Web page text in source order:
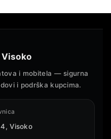
i mobitela — sigurna
i podrška kupcima.
Visoko